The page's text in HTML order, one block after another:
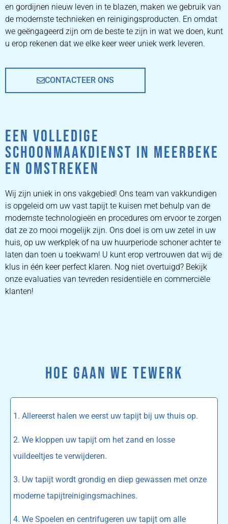
PROFESSIONALS
PRIJZEN
en gordijnen nieuw leven in te blazen, maken we gebruik van
de modernste technieken en reinigingsproducten. En omdat
we geëngageerd zijn om de beste te zijn in wat we doen, kunt
u erop rekenen dat we elke keer weer uniek werk leveren.
CONTACTEER ONS
EEN VOLLEDIGE
SCHOONMAAKDIENST IN MEERBEKE
EN OMSTREKEN
Wij zijn uniek in ons vakgebied! Ons team van vakkundigen
is opgeleid om uw vast tapijt te kuisen met behulp van de
modernste technologieën en procedures om ervoor te zorgen
dat ze zo mooi mogelijk zijn. Ons doel is om uw zetel in uw
huis, op uw werkplek of na uw huurperiode schoner achter te
laten dan toen u toekwam! U kunt erop vertrouwen dat wij de
klus in één keer perfect klaren. Nog niet overtuigd? Bekijk
onze evaluaties van tevreden residentiële en commerciële
klanten!
HOE GAAN WE TEWERK
1. Allereerst halen we eerst uw tapijt bij uw thuis op.
2. We kloppen uw tapijt om het zand en losse
vuildeeltjes te verwijderen.
3. Uw tapijt wordt grondig en diep gewassen met onze
moderne tapijtreinigingsmachines.
4. We Spoelen en centrifugeren uw tapijt om alle